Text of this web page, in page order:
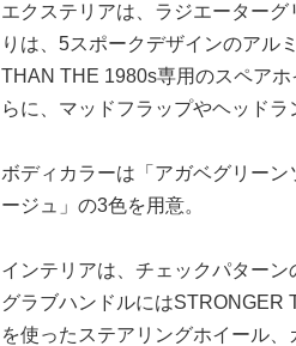
エクステリアは、ラジエーター
りは、5スポークデザインのアル
THAN THE 1980s専用のスペア
らに、マッドフラップやヘッド
ボディカラーは「アガベグリー
ージュ」の3色を用意。
インテリアは、チェックパター
グラブハンドルにはSTRONGER
を使ったステアリングホイール